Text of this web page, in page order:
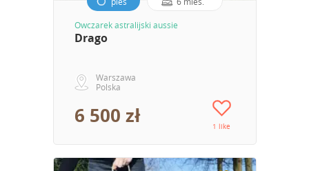
Owczarek astralijski aussie
Drago
Warszawa
Polska
6 500 zł 1 like